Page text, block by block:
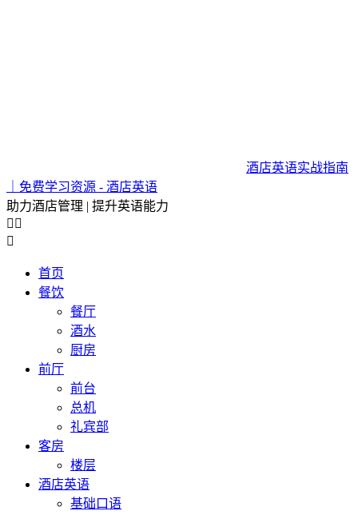
酒店英语实战指南
｜免费学习资源 - 酒店英语
助力酒店管理 | 提升英语能力
 

首页
餐饮
餐厅
酒水
厨房
前厅
前台
总机
礼宾部
客房
楼层
酒店英语
基础口语